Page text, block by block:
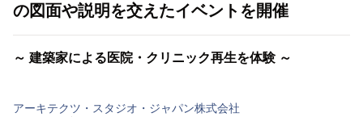
の図面や説明を交えたイベントを開催
～ 建築家による医院・クリニック再生を体験 ～
アーキテクツ・スタジオ・ジャパン株式会社